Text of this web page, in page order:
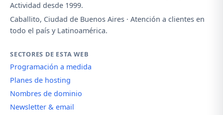
Actividad desde 1999.
Caballito, Ciudad de Buenos Aires · Atención a clientes en
todo el país y Latinoamérica.
SECTORES DE ESTA WEB
Programación a medida
Planes de hosting
Nombres de dominio
Newsletter & email